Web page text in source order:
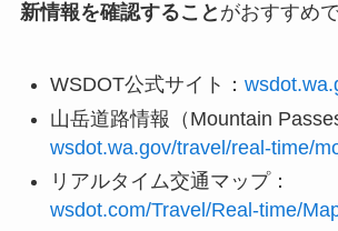
新情報を確認すること がおすすめで
WSDOT公式サイト：
山岳道路情報（Mountain
wsdot.wa.gov/travel/real-time/
リアルタイム交通マップ：
wsdot.com/Travel/Real-time/